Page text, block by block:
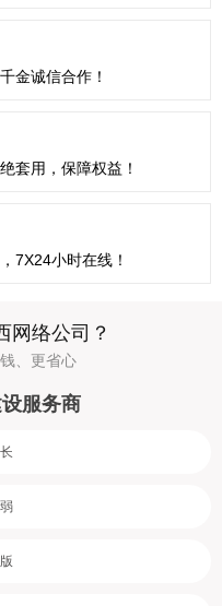
金诚信合作！
套用，保障权益！
7X24小时在线！
网络公司？
、更省心
服务商